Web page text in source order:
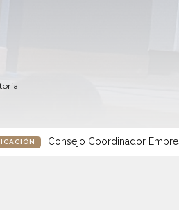
Consejo Coordinador